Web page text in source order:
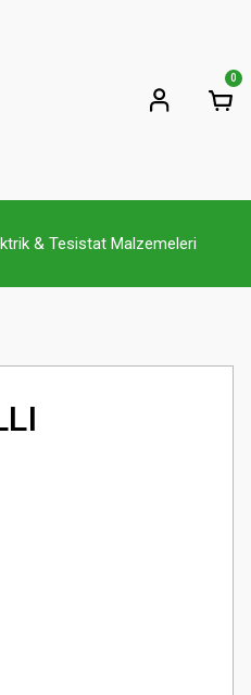
0
& Tesistat Malzemeleri